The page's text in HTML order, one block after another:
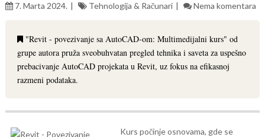
7. Marta 2024. Tehnologija & Računari Nema komentara
"Revit - povezivanje sa AutoCAD-om: Multimedijalni kurs" od
grupe autora pruža sveobuhvatan pregled tehnika i saveta za uspešno
prebacivanje AutoCAD projekata u Revit, uz fokus na efikasnoj
razmeni podataka.
Kurs počinje osnovama, gde se